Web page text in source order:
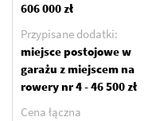
606 000 zł
Przypisane dodatki:
miejsce postojowe w
garażu z miejscem na
rowery nr 4 - 46 500 zł
Cena łączna